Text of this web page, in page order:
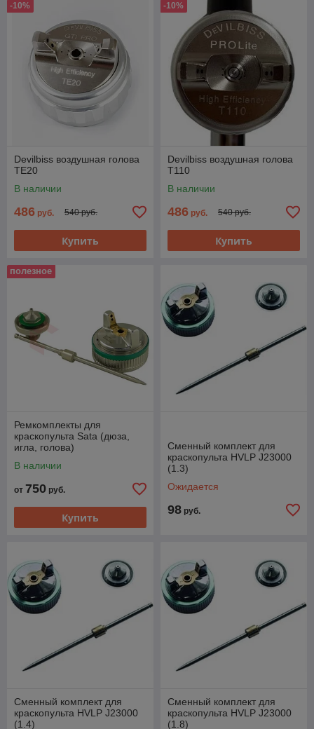
-10%
Devilbiss воздушная голова
TE20
В наличии
486 руб. 540 руб.
Купить
-10%
Devilbiss воздушная голова
T110
В наличии
486 руб. 540 руб.
Купить
полезное
Ремкомплекты для
краскопульта Sata (дюза,
игла, голова)
В наличии
от 750 руб.
Купить
Сменный комплект для
краскопульта HVLP J23000
(1.3)
Ожидается
98 руб.
Сменный комплект для
краскопульта HVLP J23000
(1.4)
Сменный комплект для
краскопульта HVLP J23000
(1.8)